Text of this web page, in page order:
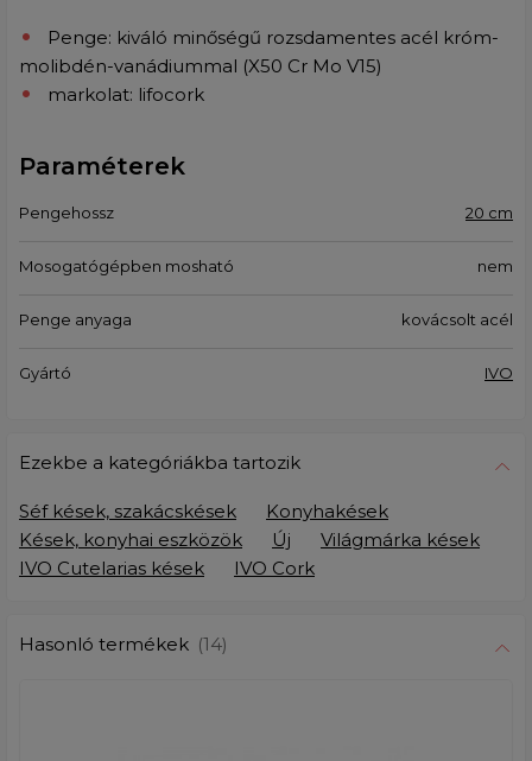
Penge: kiváló minőségű rozsdamentes acél króm-
molibdén-vanádiummal (X50 Cr Mo V15)
markolat: lifocork
Paraméterek
Pengehossz 20 cm
Mosogatógépben mosható nem
Penge anyaga kovácsolt acél
Gyártó IVO
Ezekbe a kategóriákba tartozik
Séf kések, szakácskések
Konyhakések
Kések, konyhai eszközök
Új
Világmárka kések
IVO Cutelarias kések
IVO Cork
Hasonló termékek (14)